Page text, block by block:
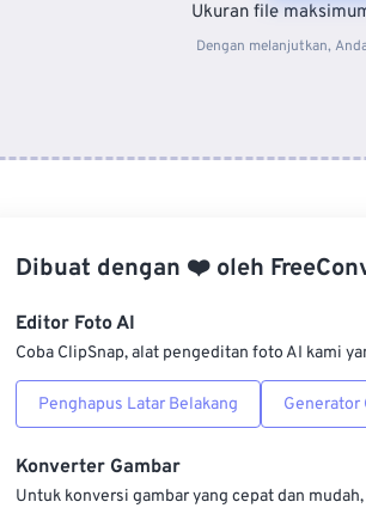
Ukuran file
Dengan melanjutkan,
Dibuat dengan ❤️ oleh
Editor Foto AI
Coba ClipSnap, alat pengeditan foto AI kami
Penghapus Latar Belakang Generator
Konverter Gambar
Untuk konversi gambar yang cepat dan